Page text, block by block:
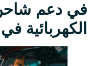
في دعم
الكهربائية في